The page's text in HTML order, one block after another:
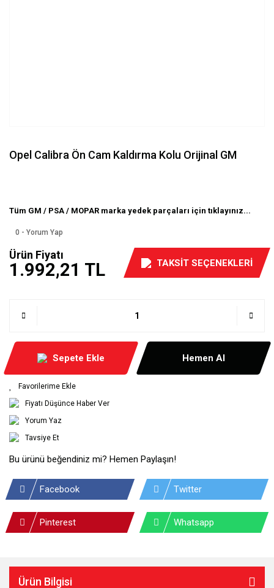
Opel Calibra Ön Cam Kaldırma Kolu Orijinal GM
Tüm GM / PSA / MOPAR marka yedek parçaları için tıklayınız...
0 - Yorum Yap
Ürün Fiyatı
1.992,21 TL TAKSİT SEÇENEKLERİ
Sepete Ekle Hemen Al
Fiyatı Düşünce Haber Ver
Yorum Yaz
Tavsiye Et
Bu ürünü beğendiniz mi? Hemen Paylaşın!
Facebook Twitter
Pinterest Whatsapp
Ürün Bilgisi